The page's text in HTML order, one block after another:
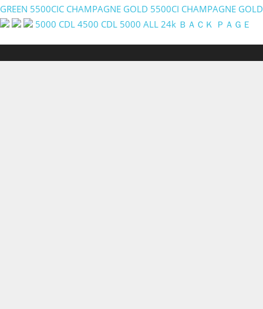
GREEN 5500CIC CHAMPAGNE GOLD 5500CI CHAMPAGNE GOLD
5000 CDL 4500 CDL 5000 ALL 24k ＢＡＣＫ ＰＡＧＥ